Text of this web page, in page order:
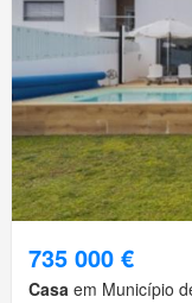
735 000 €
Casa em Município